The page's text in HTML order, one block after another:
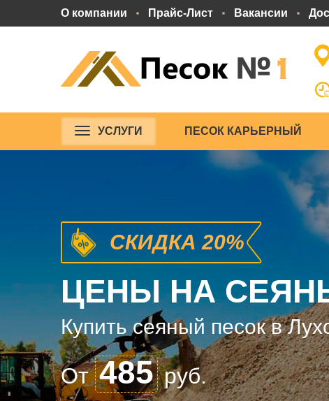
О компании Прайс-Лист Вакансии
УСЛУГИ ПЕСОК КАРЬЕРНЫЙ
СКИДКА 20%
ЦЕНЫ НА
Купить сеяный песок в
От485руб.